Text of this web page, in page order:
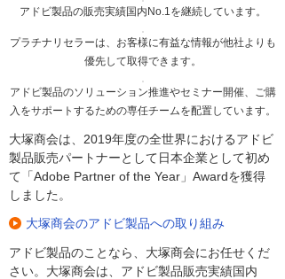
アドビ製品の販売実績国内No.1を継続しています。
プラチナリセラーは、お客様に有益な情報が他社よりも
優先して取得できます。
アドビ製品のソリューション推進やセミナー開催、ご購
入をサポートするための専任チームを配置しています。
大塚商会は、2019年度の全世界におけるアドビ
製品販売パートナーとして日本企業として初め
て「Adobe Partner of the Year」Awardを獲得
しました。
大塚商会のアドビ製品への取り組み
アドビ製品のことなら、大塚商会にお任せくだ
さい。大塚商会は、アドビ製品販売実績国内